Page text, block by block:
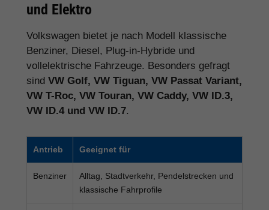
und Elektro
Volkswagen bietet je nach Modell klassische
Benziner, Diesel, Plug-in-Hybride und
vollelektrische Fahrzeuge. Besonders gefragt
sind VW Golf, VW Tiguan, VW Passat Variant,
VW T-Roc, VW Touran, VW Caddy, VW ID.3,
VW ID.4 und VW ID.7.
Antrieb Geeignet für
Benziner
Alltag, Stadtverkehr, Pendelstrecken und
klassische Fahrprofile